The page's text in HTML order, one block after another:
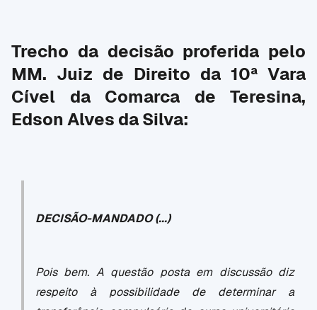
Trecho da decisão proferida pelo
MM. Juiz de Direito da 10ª Vara
Cível da Comarca de Teresina,
Edson Alves da Silva:
DECISÃO-MANDADO (...)
Pois bem. A questão posta em discussão diz
respeito à possibilidade de determinar a